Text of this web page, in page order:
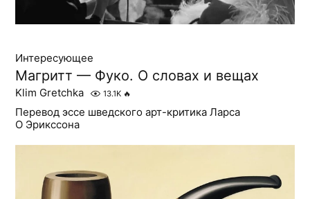
Интересующее
Магритт — Фуко. О словах и вещах
Klim Gretchka 13.1K 🔥
Перевод эссе шведского арт-критика Ларса
О Эрикссона